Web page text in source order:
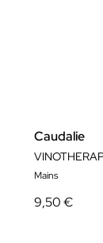
Caudalie
Mains
9,50 €